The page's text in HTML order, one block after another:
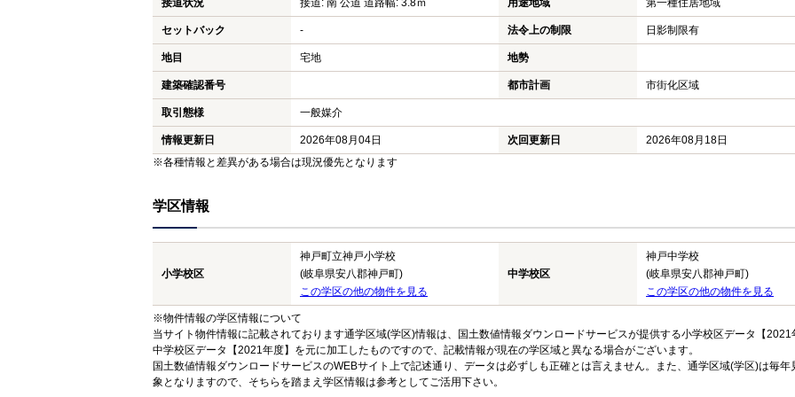
接道状況 接道: 南 公道 道路幅: 3.8ｍ 用途地域 第一種住居地域
セットバック - 法令上の制限 日影制限有
地目 宅地 地勢
建築確認番号 都市計画 市街化区域
取引態様 一般媒介
情報更新日 2026年08月04日 次回更新日
2026年08月18日
※各種情報と差異がある場合は現況優先となります
学区情報
小学校区
神戸町立神戸小学校
(岐阜県安八郡神戸町)
この学区の他の物件を見る
中学校区
神戸中学校
(岐阜県安八郡神戸町)
この学区の他の物件を見る
※物件情報の学区情報について
当サイト物件情報に記載されております通学区域(学区)情報は、国土数値情報ダウンロードサービスが提供する小学校区データ【2021
中学校区データ【2021年度】を元に加工したものですので、記載情報が現在の学区域と異なる場合がございます。
国土数値情報ダウンロードサービスのWEBサイト上で記述通り、データは必ずしも正確とは言えません。また、通学区域(学区)は毎年
象となりますので、そちらを踏まえ学区情報は参考としてご活用下さい。